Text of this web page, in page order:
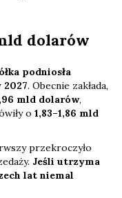
dolarów
podniosła
. Obecnie zakłada,
mld dolarów,
o 1,83–1,86 mld
przekroczyło
Jeśli utrzyma
lat niemal